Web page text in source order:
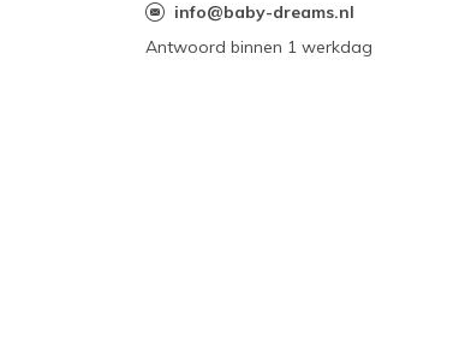
info@baby-dreams.nl
Antwoord binnen 1 werkdag